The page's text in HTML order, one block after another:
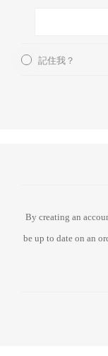
記住我？
By creating an
be up to date on an